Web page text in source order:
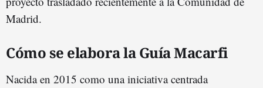
Madrid.
Cómo se elabora la Guía Macarfi
Nacida en 2015 como una iniciativa centrada